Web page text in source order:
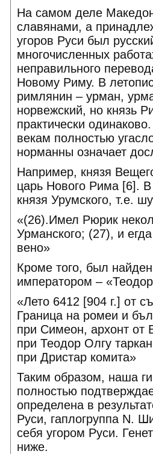
На самом деле
славянами, а
угоров Руси был
многочисленных
неправильного
Новому Риму. В
римлянин – урман,
норвежский, но князь
практически
векам полностью
норманны означает
Например, князя
царь Нового Рима [6].
князя Урумского, т.е.
«(26).Имел Рюрик
Урманского; (27), и
вено»
Кроме того, был
императором –
«Лето 6412 [904 г.] от
Граница на ромеи и
при Симеон, архонт от
при Теодор Олгу
при Дристар комита»
Таким образом, наша
полностью
определена в
Руси, гаплогруппа N.
себя угором Руси.
ниже.